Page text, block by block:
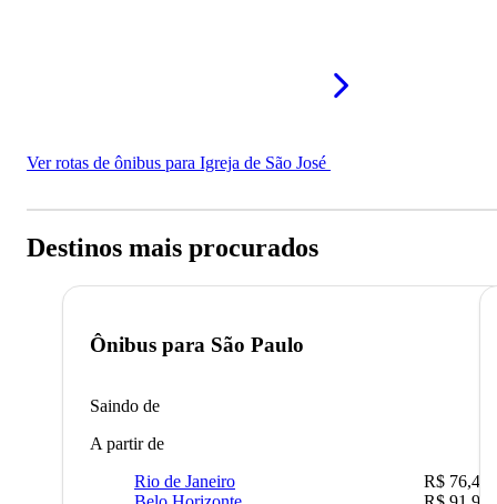
Ver rotas de ônibus para Igreja de São José
Destinos mais procurados
Ônibus para São Paulo
Saindo de
A partir de
Rio de Janeiro
R$ 76,42